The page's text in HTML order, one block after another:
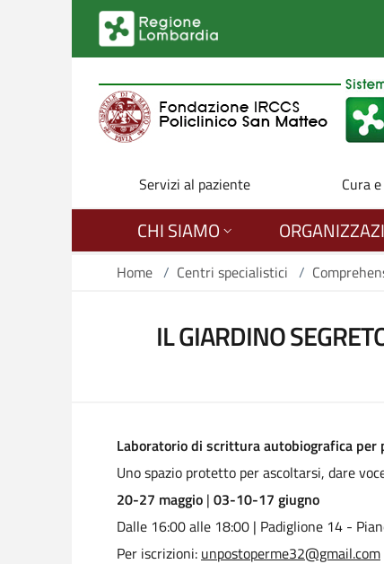
Salta al contenuto principale
Servizi al paziente Cura
CHI SIAMO
Home / Centri specialistici /
IL GIARDINO
Laboratorio di scrittura autobiografica per
Uno spazio protetto per ascoltarsi, dare
20-27 maggio | 03-10-17 giugno
Dalle 16:00 alle 18:00 | Padiglione 14 -
Per iscrizioni: unpostoperme32@gmail.com